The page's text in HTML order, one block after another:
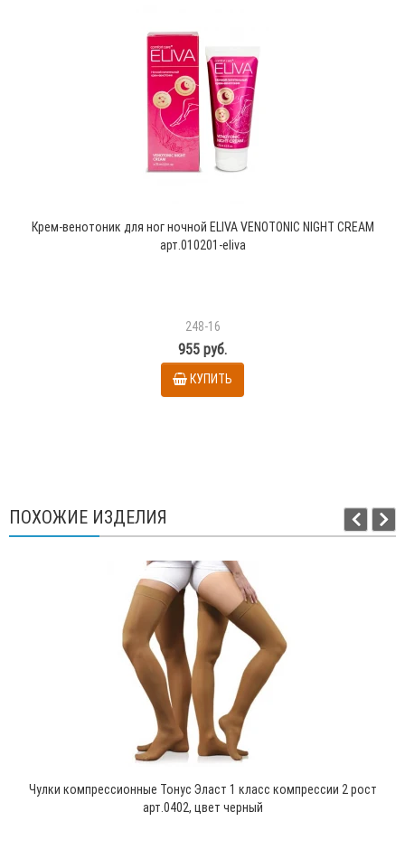
Крем-венотоник для ног ночной ELIVA VENOTONIC NIGHT CREAM
арт.010201-eliva
248-16
955 руб.
КУПИТЬ
ПОХОЖИЕ ИЗДЕЛИЯ
Чулки компрессионные Тонус Эласт 1 класс компрессии 2 рост
арт.0402, цвет черный